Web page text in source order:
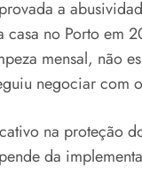
a
no Porto em
mensal, não
negociar com
na proteção
da